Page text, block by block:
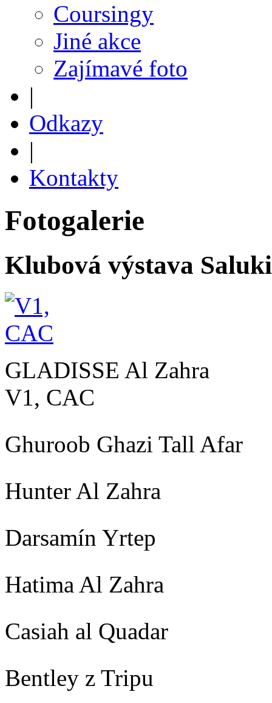
Coursingy
Jiné akce
Zajímavé foto
|
Odkazy
|
Kontakty
Fotogalerie
Klubová výstava
GLADISSE Al Zahra
V1, CAC
Ghuroob Ghazi Tall Afar
Hunter Al Zahra
Darsamín Yrtep
Hatima Al Zahra
Casiah al Quadar
Bentley z Tripu